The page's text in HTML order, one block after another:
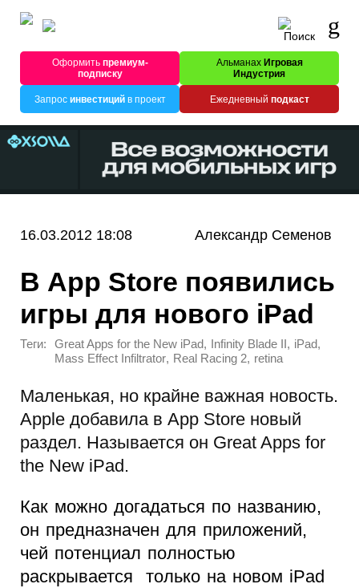
Оформитьпремиум-
подписку
Альманах Игровая
Индустрия
Запрос инвестицийв проект Ежедневный подкаст
16.03.2012 18:08 Александр Семенов
В App Store появились
игры для нового iPad
Теги: Great Apps for the New iPad, Infinity Blade II , iPad,
Mass Effect Infiltrator, Real Racing 2, retina
Маленькая, но крайне важная новость.
Apple добавила в App Store новый
раздел. Называется он Great Apps for
the New iPad.
Как можно догадаться по названию,
он предназначен для приложений,
чей потенциал полностью
раскрывается только на новом iPad